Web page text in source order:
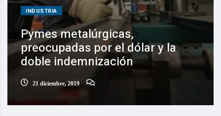
INDUSTRIA
Pymes metalúrgicas,
preocupadas por el dólar y la
doble indemnización
21 diciembre, 2019